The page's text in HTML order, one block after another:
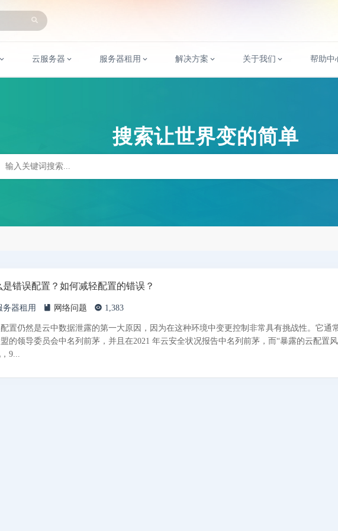
云服务器 服务器租用 解决方案 关于我们 帮助中
搜索让世界变的简单
是错误配置？如何减轻配置的错误？
务器租用 网络问题 1,383
置仍然是云中数据泄露的第一大原因，因为在这种环境中变更控制非常具有挑战性。它通
的领导委员会中名列前茅，并且在2021 年云安全状况报告中名列前茅，而“暴露的云配置
9...